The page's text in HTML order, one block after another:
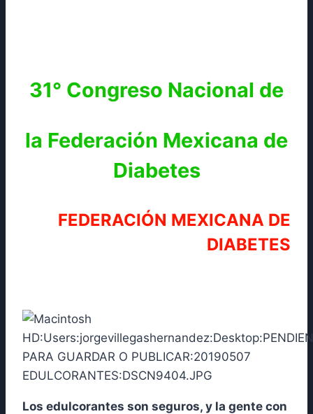
31° Congreso Nacional de
la Federación Mexicana de
Diabetes
FEDERACIÓN MEXICANA DE
DIABETES
Los edulcorantes son seguros, y la gente con